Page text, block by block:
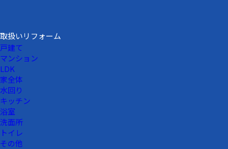
取扱いリフォーム
戸建て
マンション
LDK
家全体
水回り
キッチン
浴室
洗面所
トイレ
その他